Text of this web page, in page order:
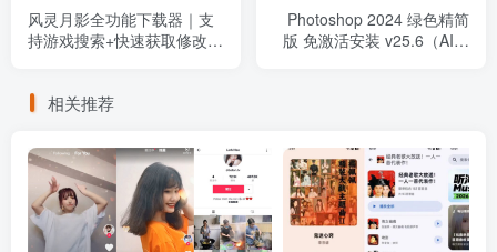
风灵月影全功能下载器｜支
持游戏搜索+快速获取修改器
Photoshop 2024 绿色精简
版 免激活安装 v25.6（AI网
相关推荐